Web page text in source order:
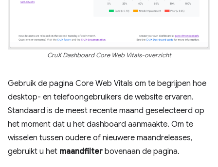
CruX Dashboard Core Web Vitals-overzicht
Gebruik de pagina Core Web Vitals om te begrijpen hoe
desktop- en telefoongebruikers de website ervaren.
Standaard is de meest recente maand geselecteerd op
het moment dat u het dashboard aanmaakte. Om te
wisselen tussen oudere of nieuwere maandreleases,
gebruikt u het maandfilter bovenaan de pagina.